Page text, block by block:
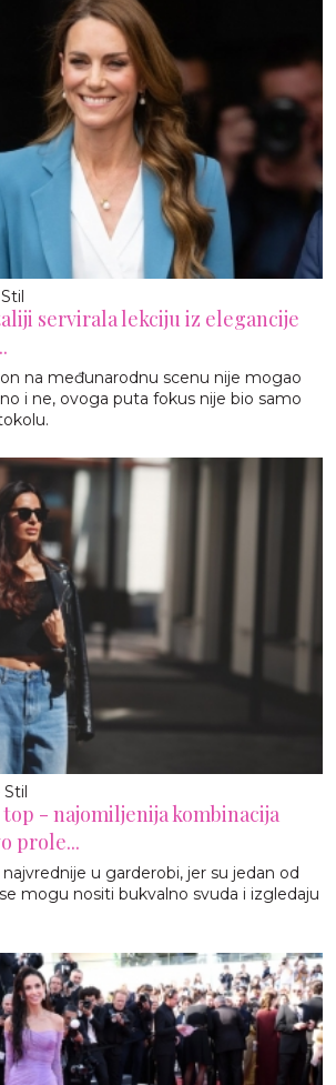
servirala lekciju iz elegancije
na međunarodnu scenu nije mogao
i ne, ovoga puta fokus nije bio samo
- najomiljenija kombinacija
prole...
u garderobi, jer su jedan od
mogu nositi bukvalno svuda i izgledaju